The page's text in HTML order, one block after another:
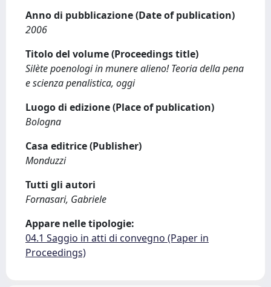
Anno di pubblicazione (Date of publication)
2006
Titolo del volume (Proceedings title)
Silète poenologi in munere alieno! Teoria della pena
e scienza penalistica, oggi
Luogo di edizione (Place of publication)
Bologna
Casa editrice (Publisher)
Monduzzi
Tutti gli autori
Fornasari, Gabriele
Appare nelle tipologie:
04.1 Saggio in atti di convegno (Paper in
Proceedings)